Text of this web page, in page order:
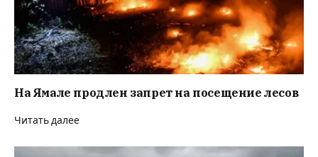
На Ямале продлен запрет на посещение лесов
Читать далее